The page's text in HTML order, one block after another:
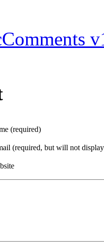
(required)
(required, but will not